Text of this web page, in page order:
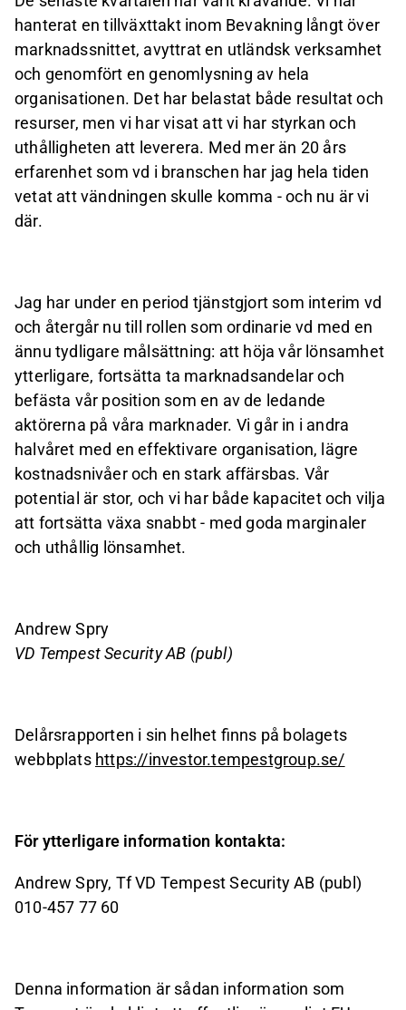
hanterat en tillväxttakt inom Bevakning långt över
marknadssnittet, avyttrat en utländsk verksamhet
och genomfört en genomlysning av hela
organisationen. Det har belastat både resultat och
resurser, men vi har visat att vi har styrkan och
uthålligheten att leverera. Med mer än 20 års
erfarenhet som vd i branschen har jag hela tiden
vetat att vändningen skulle komma - och nu är vi
där.
Jag har under en period tjänstgjort som interim vd
och återgår nu till rollen som ordinarie vd med en
ännu tydligare målsättning: att höja vår lönsamhet
ytterligare, fortsätta ta marknadsandelar och
befästa vår position som en av de ledande
aktörerna på våra marknader. Vi går in i andra
halvåret med en effektivare organisation, lägre
kostnadsnivåer och en stark affärsbas. Vår
potential är stor, och vi har både kapacitet och vilja
att fortsätta växa snabbt - med goda marginaler
och uthållig lönsamhet.
Andrew Spry
VD Tempest Security AB (publ)
Delårsrapporten i sin helhet finns på bolagets
webbplats https://investor.tempestgroup.se/
För ytterligare information kontakta:
Andrew Spry, Tf VD Tempest Security AB (publ)
010-457 77 60
Denna information är sådan information som